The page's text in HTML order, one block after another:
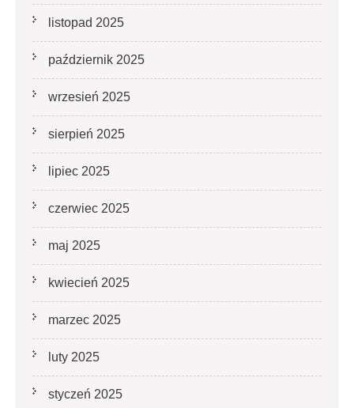
listopad 2025
październik 2025
wrzesień 2025
sierpień 2025
lipiec 2025
czerwiec 2025
maj 2025
kwiecień 2025
marzec 2025
luty 2025
styczeń 2025